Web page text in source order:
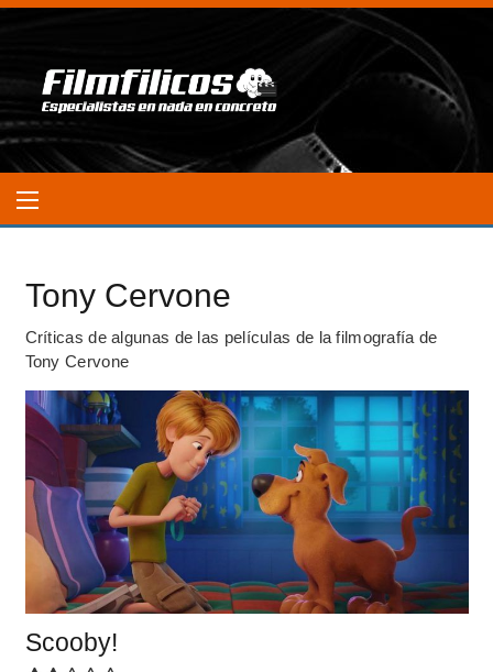
Tony Cervone
Críticas de algunas de las películas de la filmografía de
Tony Cervone
Scooby!